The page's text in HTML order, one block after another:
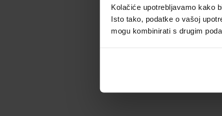
Kolačiće upotrebljavamo kako
Isto tako, podatke o vašoj
mogu kombinirati s drugim